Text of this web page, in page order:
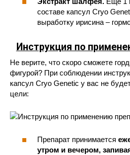
составе капсул Cryo
выработку ирисина –
Инструкция по
Не верите, что скоро сможете
фигурой? При соблюдении
капсул Cryo Genetic у вас не
цели:
Препарат принимается
утром и вечером,